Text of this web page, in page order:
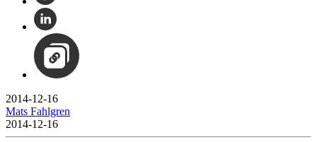
2014-12-16
Mats Fahlgren
2014-12-16